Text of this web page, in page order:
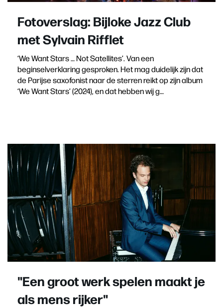
Fotoverslag: Bijloke Jazz Club
met Sylvain Rifflet
‘We Want Stars … Not Satellites’. Van een
beginselverklaring gesproken. Het mag duidelijk zijn dat
de Parijse saxofonist naar de sterren reikt op zijn album
‘We Want Stars’ (2024), en dat hebben wij g…
"Een groot werk spelen maakt je
als mens rijker"